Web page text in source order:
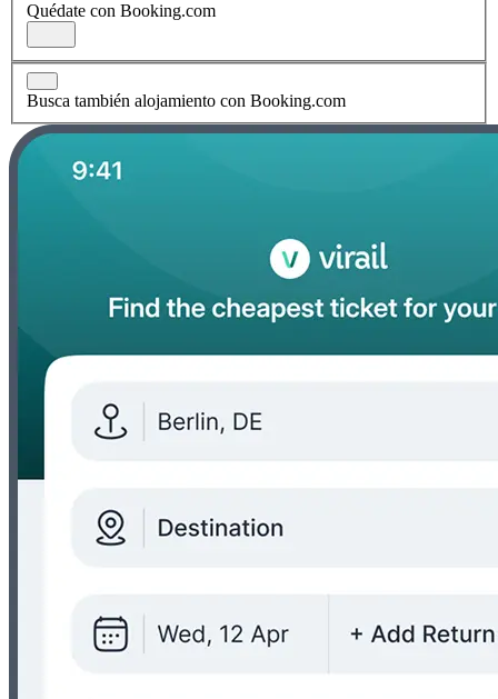
Quédate con Booking.com
Busca también alojamiento con Booking.com